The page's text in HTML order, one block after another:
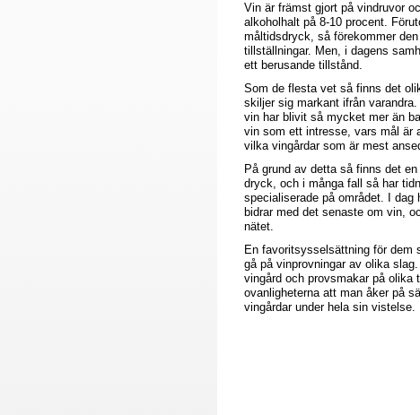
Vin är främst gjort på vindruvor
alkoholhalt på 8-10 procent.
måltidsdryck, så förekommer
tillställningar. Men, i dagens
ett berusande tillstånd.
Som de flesta vet så finns det
skiljer sig markant ifrån
vin har blivit så mycket mer än
vin som ett intresse, vars mål är
vilka vingårdar som är mest
På grund av detta så finns det
dryck, och i många fall så har
specialiserade på området. I
bidrar med det senaste om vin,
nätet.
En favoritsysselsättning för dem
gå på vinprovningar av olika
vingård och provsmakar på olika
ovanligheterna att man åker på
vingårdar under hela sin vistelse.